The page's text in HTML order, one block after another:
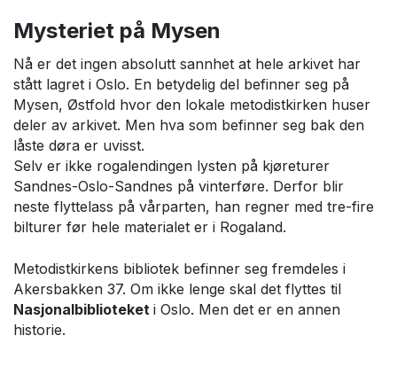
Mysteriet på Mysen
Nå er det ingen absolutt sannhet at hele arkivet har
stått lagret i Oslo. En betydelig del befinner seg på
Mysen, Østfold hvor den lokale metodistkirken huser
deler av arkivet. Men hva som befinner seg bak den
låste døra er uvisst.
Selv er ikke rogalendingen lysten på kjøreturer
Sandnes-Oslo-Sandnes på vinterføre. Derfor blir
neste flyttelass på vårparten, han regner med tre-fire
bilturer før hele materialet er i Rogaland.
Metodistkirkens bibliotek befinner seg fremdeles i
Akersbakken 37. Om ikke lenge skal det flyttes til
Nasjonalbiblioteket i Oslo. Men det er en annen
historie.